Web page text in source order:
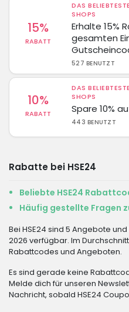
15%
RABATT
DAS
SHOPS
Erhalte 15%
gesamten
527 BENUTZT
10%
RABATT
DAS
SHOPS
Spare 10%
443 BENUTZT
Rabatte bei HSE24
Beliebte HSE24
Häufig gestellte Fragen
Bei HSE24 sind 5 Angebote
2026 verfügbar. Im
Rabattcodes und Angeboten.
Es sind gerade keine
Melde dich für unseren
Nachricht, sobald HSE24